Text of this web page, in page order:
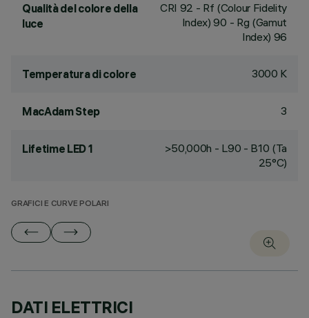
Qualità del colore della
luce
CRI 92 - Rf (Colour Fidelity
Index) 90 - Rg (Gamut
Index) 96
Temperatura di colore 3000 K
MacAdam Step 3
Lifetime LED 1
>50,000h - L90 - B10 (Ta
25°C)
GRAFICI E CURVE POLARI
DATI ELETTRICI